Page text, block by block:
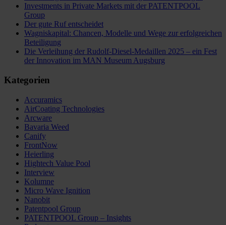
Investments in Private Markets mit der PATENTPOOL
Group
Der gute Ruf entscheidet
Wagniskapital: Chancen, Modelle und Wege zur erfolgreichen
Beteiligung
Die Verleihung der Rudolf-Diesel-Medaillen 2025 – ein Fest
der Innovation im MAN Museum Augsburg
Kategorien
Accuramics
AirCoating Technologies
Arcware
Bavaria Weed
Canify
FrontNow
Heierling
Hightech Value Pool
Interview
Kolumne
Micro Wave Ignition
Nanobit
Patentpool Group
PATENTPOOL Group – Insights